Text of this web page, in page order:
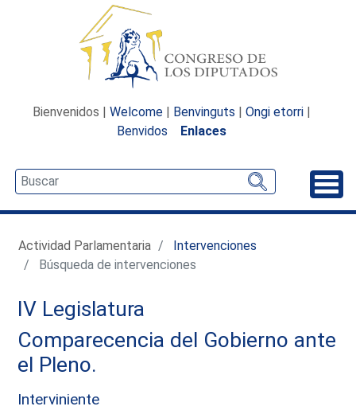
Bienvenidos | Welcome | Benvinguts | Ongi etorri |
Benvidos
Enlaces
Actividad Parlamentaria
Intervenciones
Búsqueda de intervenciones
IV Legislatura
Comparecencia del Gobierno ante
el Pleno.
Interviniente